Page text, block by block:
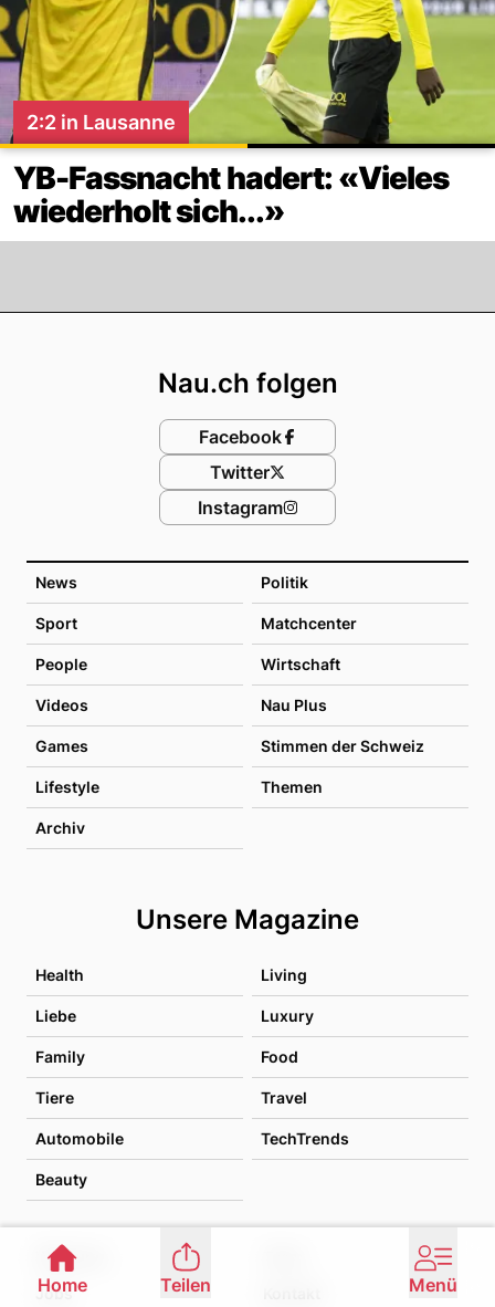
2:2 in Lausanne
YB-Fassnacht hadert: «Vieles
wiederholt sich...»
News Politik
Sport Matchcenter
People Wirtschaft
Videos Nau Plus
Games Stimmen der Schweiz
Lifestyle Themen
Archiv
Unsere Magazine
Health Living
Liebe Luxury
Family Food
Tiere Travel
Automobile TechTrends
Beauty
Nau.ch folgen
Facebook
Twitter
Instagram
Werbung
Jobs
Home Teilen Menü